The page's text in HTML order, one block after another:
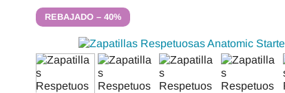
REBAJADO – 40%